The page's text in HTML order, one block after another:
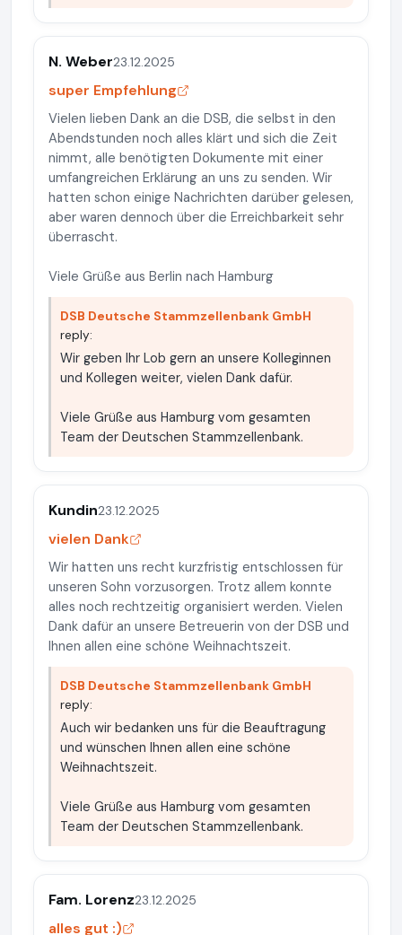
N. Weber23.12.2025
super Empfehlung
Vielen lieben Dank an die DSB, die selbst in den
Abendstunden noch alles klärt und sich die Zeit
nimmt, alle benötigten Dokumente mit einer
umfangreichen Erklärung an uns zu senden. Wir
hatten schon einige Nachrichten darüber gelesen,
aber waren dennoch über die Erreichbarkeit sehr
überrascht.
Viele Grüße aus Berlin nach Hamburg
DSB Deutsche Stammzellenbank GmbH
reply:
Wir geben Ihr Lob gern an unsere Kolleginnen
und Kollegen weiter, vielen Dank dafür.
Viele Grüße aus Hamburg vom gesamten
Team der Deutschen Stammzellenbank.
Kundin23.12.2025
vielen Dank
Wir hatten uns recht kurzfristig entschlossen für
unseren Sohn vorzusorgen. Trotz allem konnte
alles noch rechtzeitig organisiert werden. Vielen
Dank dafür an unsere Betreuerin von der DSB und
Ihnen allen eine schöne Weihnachtszeit.
DSB Deutsche Stammzellenbank GmbH
reply:
Auch wir bedanken uns für die Beauftragung
und wünschen Ihnen allen eine schöne
Weihnachtszeit.
Viele Grüße aus Hamburg vom gesamten
Team der Deutschen Stammzellenbank.
Fam. Lorenz23.12.2025
alles gut :)